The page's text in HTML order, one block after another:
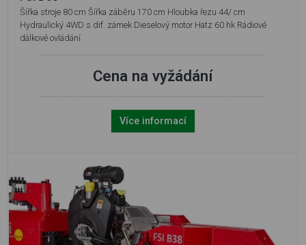
Šířka stroje 80 cm Šířka záběru 170 cm Hloubka řezu 44/ cm
Hydraulický 4WD s dif. zámek Dieselový motor Hatz 60 hk Rádiové
dálkové ovládání
Cena na vyžádání
Více informací